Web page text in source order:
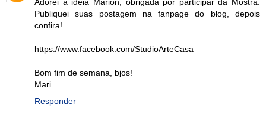
Publiquei suas postagem na fanpage do blog, depois
confira!
https://www.facebook.com/StudioArteCasa
Bom fim de semana, bjos!
Mari.
Responder